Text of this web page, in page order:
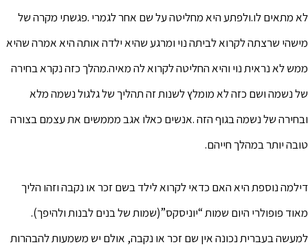
לא מתאים לו.ולפתע היא מחליטה על שם אחר לגמרי .פגשתי מקרה של
מישהי שרצתה לקרוא לביתה נוי ומרגע שהיא ילדה אותה היא אמרה שהיא
ממש לא נראית נוי והיא החליטה לקרוא לה מאיה.מהלך כזה נקרא בחירה
של נשמה ושם כזה לא מומלץ לשנות זה תהליך של גלגול נשמה מלא
ובחירה של נשמה בגוף הזה .אנשים כאלו אגב מממשים את עצמם בצורה
טובה יותר במהלך חייהם.
דילמה נוספת היא האם כדאי לקרוא לילד בשם זכר או נקבה וזהו הליך
מאוד פופולרי היום שמות “יוניסקס”(שמות של בנים לבנות ולהיפך).
למעשה בעברית נכונה אין שם זכר או נקבה, אולם יש משמעות להבהרות